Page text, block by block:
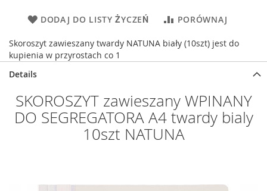
DODAJ DO LISTY ŻYCZEŃ PORÓWNAJ
Skoroszyt zawieszany twardy NATUNA biały (10szt) jest do
kupienia w przyrostach co 1
Details
SKOROSZYT zawieszany WPINANY
DO SEGREGATORA A4 twardy bialy
10szt NATUNA